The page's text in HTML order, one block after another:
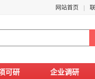
网站首页
可研 企业调研